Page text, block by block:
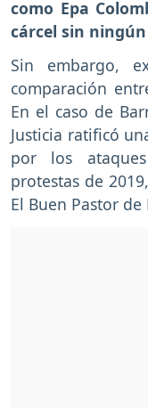
como Epa
cárcel sin
Sin embargo,
comparación
En el caso de
Justicia ratificó
por los
protestas de
El Buen Pastor de